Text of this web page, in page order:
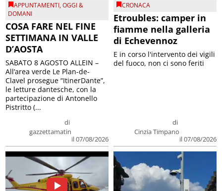
APPUNTAMENTI,OGGI &
DOMANI
COSA FARE NEL FINE
SETTIMANA IN VALLE
D’AOSTA
di
gazzettamatin
il 07/08/2026
SABATO 8 AGOSTO ALLEIN –
All’area verde Le Plan-de-
Clavel prosegue “ItinerDante”,
le letture dantesche, con la
partecipazione di Antonello
Pistritto (...
CRONACA
Etroubles: camper in
fiamme nella galleria
di Echevennoz
di
Cinzia Timpano
il 07/08/2026
E in corso l'intervento dei vigili
del fuoco, non ci sono feriti